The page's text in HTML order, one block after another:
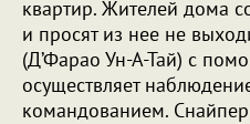
квартир. Жителей дома
и просят из нее не
(Д’Фарао Ун-А-Тай) с
осуществляет
командованием.